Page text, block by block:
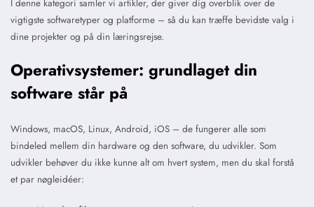
I denne kategori samler vi artikler, der giver dig overblik over de
vigtigste softwaretyper og platforme – så du kan træffe bevidste valg i
dine projekter og på din læringsrejse.
Operativsystemer: grundlaget din
software står på
Windows, macOS, Linux, Android, iOS – de fungerer alle som
bindeled mellem din hardware og den software, du udvikler. Som
udvikler behøver du ikke kunne alt om hvert system, men du skal forstå
et par nøgleidéer: